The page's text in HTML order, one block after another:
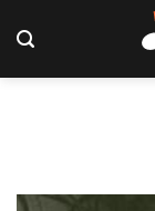
Inhalt
springen